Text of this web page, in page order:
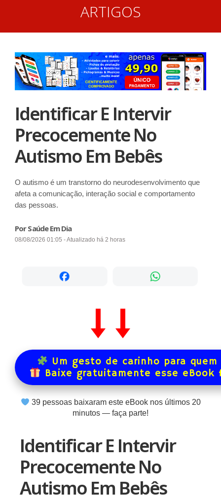
ARTIGOS
Identificar E Intervir
Precocemente No
Autismo Em Bebês
O autismo é um transtorno do neurodesenvolvimento que
afeta a comunicação, interação social e comportamento
das pessoas.
Por Saúde Em Dia
08/08/2026 01:05 - Atualizado há 2 horas
Um gesto de carinho para
Baixe gratuitamente esse
39pessoas baixaram este eBook nos últimos 20
minutos — faça parte!
Identificar E Intervir
Precocemente No
Autismo Em Bebês